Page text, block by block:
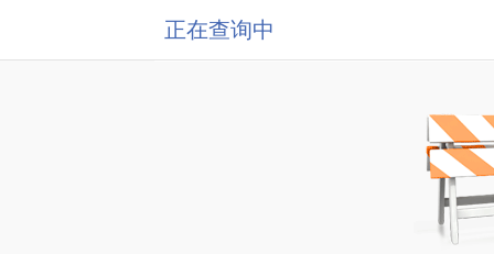
正在查询中